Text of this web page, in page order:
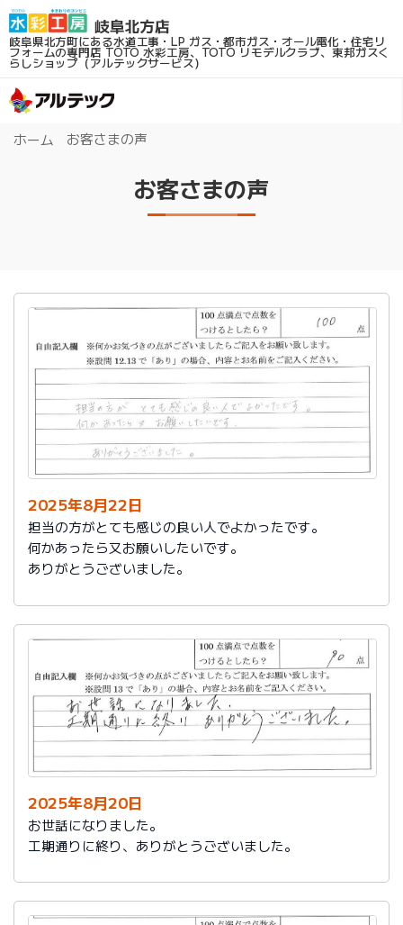
岐阜県北方町にある水道工事・LP ガス・都市ガス・オール電化・住宅リ
フォームの専門店TOTO 水彩工房、TOTO リモデルクラブ、東邦ガスく
らしショップ（アルテックサービス）
ホーム お客さまの声
お客さまの声
2025年8月22日
担当の方がとても感じの良い人でよかったです。
何かあったら又お願いしたいです。
ありがとうございました。
2025年8月20日
お世話になりました。
工期通りに終り、ありがとうございました。